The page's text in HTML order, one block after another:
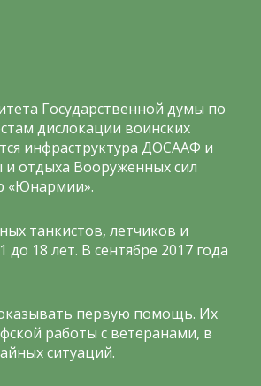
Государственной думы по
дислокации воинских
инфраструктура ДОСААФ и
отдыха Вооруженных сил
«Юнармии».
танкистов, летчиков и
18 лет. В сентябре 2017 года
первую помощь. Их
работы с ветеранами, в
ситуаций.